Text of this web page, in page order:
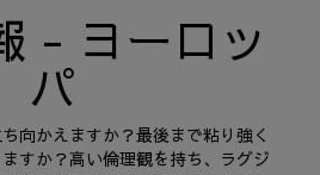
人材
ステナビリティ
- ヨーロッ
パ
向かえますか？最後まで粘り強く
すか？高い倫理観を持ち、ラグジ